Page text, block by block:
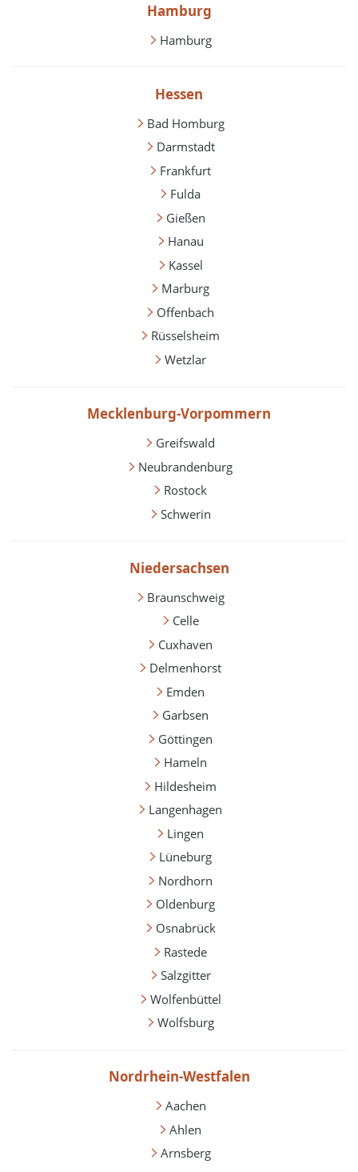
Hamburg
Hamburg
Hessen
Bad Homburg
Darmstadt
Frankfurt
Fulda
Gießen
Hanau
Kassel
Marburg
Offenbach
Rüsselsheim
Wetzlar
Mecklenburg-Vorpommern
Greifswald
Neubrandenburg
Rostock
Schwerin
Niedersachsen
Braunschweig
Celle
Cuxhaven
Delmenhorst
Emden
Garbsen
Göttingen
Hameln
Hildesheim
Langenhagen
Lingen
Lüneburg
Nordhorn
Oldenburg
Osnabrück
Rastede
Salzgitter
Wolfenbüttel
Wolfsburg
Nordrhein-Westfalen
Aachen
Ahlen
Arnsberg